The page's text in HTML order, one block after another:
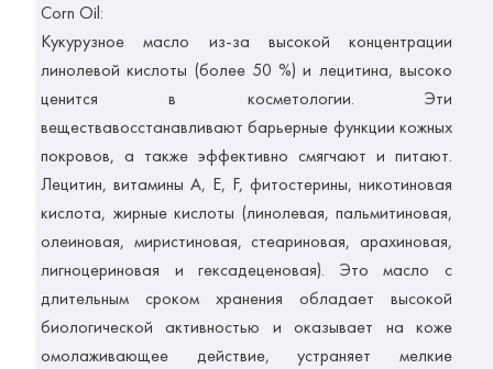
Corn Oil:
Кукурузное масло из-за высокой концентрации
линолевой кислоты (более 50 %) и лецитина, высоко
ценится в косметологии. Эти
веществавосстанавливают барьерные функции кожных
покровов, а также эффективно смягчают и питают.
Лецитин, витамины А, E, F, фитостерины, никотиновая
кислота, жирные кислоты (линолевая, пальмитиновая,
олеиновая, миристиновая, стеариновая, арахиновая,
лигноцериновая и гексадеценовая). Это масло с
длительным сроком хранения обладает высокой
биологической активностью и оказывает на коже
омолаживающее действие, устраняет мелкие